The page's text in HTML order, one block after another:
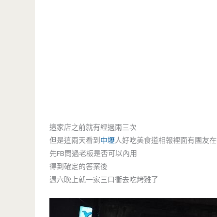
這家店之前就有經過兩三次
但是這兩天看到中壢人好吃美食道相報裡面有團友
先FB問過老板是否可以內用
得到確定的答案後
週六晚上就一家三口衝去吃烤雞了